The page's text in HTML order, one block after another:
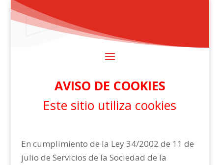
AVISO DE COOKIES
Este sitio utiliza cookies
En cumplimiento de la Ley 34/2002 de 11 de
julio de Servicios de la Sociedad de la